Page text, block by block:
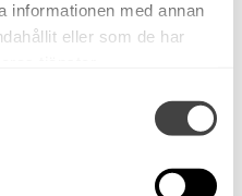
informationen med annan
eller som de har